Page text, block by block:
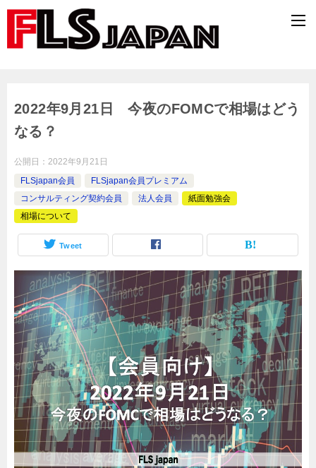
2022年9月21日 今夜のFOMCで相場はどう
なる？
公開日： 2022年9月21日
FLSjapan会員
FLSjapan会員プレミアム
コンサルティング契約会員
法人会員
紙面勉強会
相場について
Tweet